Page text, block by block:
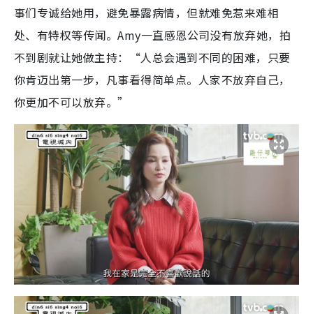
事们专诚给她用，避免暴露病情，但就难免惹来难相
处、有特权等传闻。Amy一直感恩公司没有放弃她，拍
不到剧就让她做主持：“人总会遇到不同的困难，只要
你肯迈出第一步，凡事看得简单点。人家不放弃自己，
你更加不可以放弃。”